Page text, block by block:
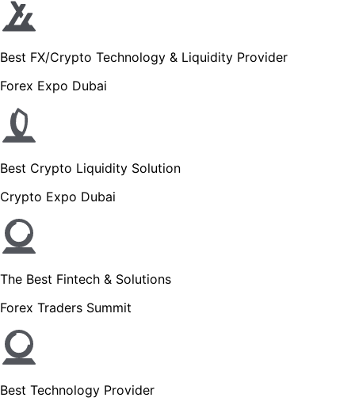
Best FX/Crypto Technology & Liquidity Provider
Forex Expo Dubai
Best Crypto Liquidity Solution
Crypto Expo Dubai
The Best Fintech & Solutions
Forex Traders Summit
Best Technology Provider